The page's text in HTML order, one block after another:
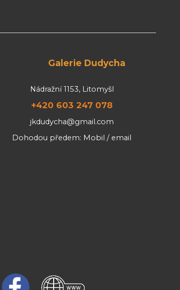
Galerie Dudycha
Nádražní 1153, Litomyšl
+420 603 247 078
jkdudycha@gmail.com
Dohodou předem: Mobil / email